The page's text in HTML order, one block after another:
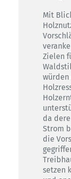
Mit
Zielen
da
Strom
die
setzen